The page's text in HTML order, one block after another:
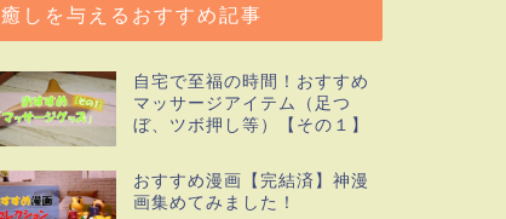
癒しを与えるおすすめ記事
自宅で至福の時間！おすすめ
マッサージアイテム（足つ
ぼ、ツボ押し等）【その１】
おすすめ漫画【完結済】神漫
画集めてみました！